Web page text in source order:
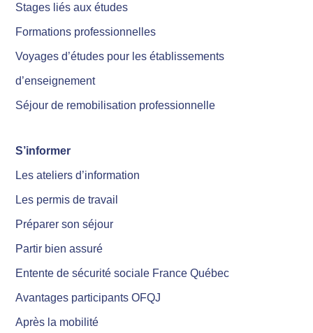
Stages liés aux études
Formations professionnelles
Voyages d’études pour les établissements
d’enseignement
Séjour de remobilisation professionnelle
S’informer
Les ateliers d’information
Les permis de travail
Préparer son séjour
Partir bien assuré
Entente de sécurité sociale France Québec
Avantages participants OFQJ
Après la mobilité